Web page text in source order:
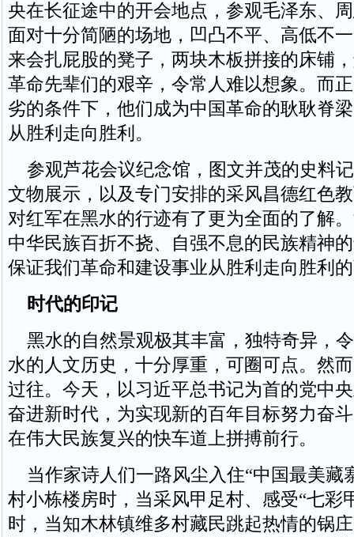
央在长征途中的开会地点，参观毛泽东、
面对十分简陋的场地，凹凸不平、高低不
来会扎屁股的凳子，两块木板拼接的床铺
革命先辈们的艰辛，令常人难以想象。而
劣的条件下，他们成为中国革命的耿耿脊
从胜利走向胜利。
参观芦花会议纪念馆，图文并茂的史料
文物展示，以及专门安排的采风昌德红色
对红军在黑水的行迹有了更为全面的了解
中华民族百折不挠、自强不息的民族精神
保证我们革命和建设事业从胜利走向胜利
时代的印记
黑水的自然景观极其丰富，独特奇异，
水的人文历史，十分厚重，可圈可点。然
过往。今天，以习近平总书记为首的党中
奋进新时代，为实现新的百年目标努力奋
在伟大民族复兴的快车道上拼搏前行。
当作家诗人们一路风尘入住“中国最美
村小栋楼房时，当采风甲足村、感受“七彩
时，当知木林镇维多村藏民跳起热情的锅